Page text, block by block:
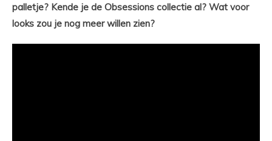
palletje? Kende je de Obsessions collectie al? Wat voor
looks zou je nog meer willen zien?